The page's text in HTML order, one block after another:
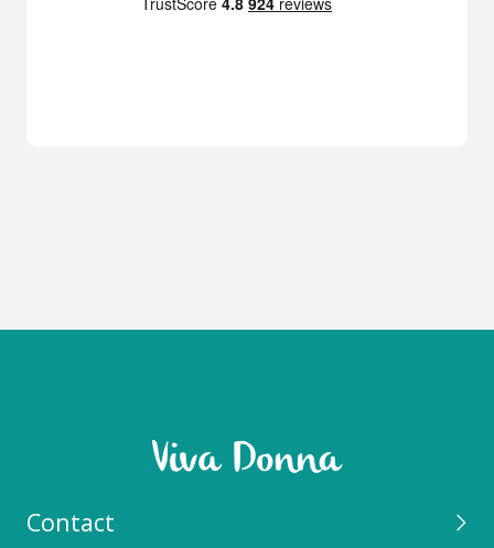
Contact